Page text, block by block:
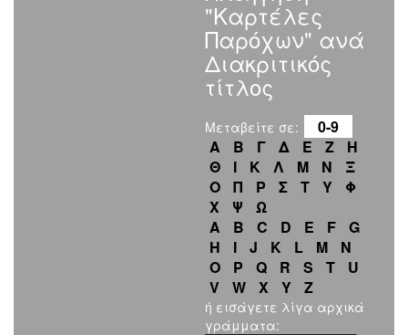
"Καρτέλες
Παρόχων" ανά
Διακριτικός
τίτλος
Μεταβείτε σε:
0-9
Α
Β Γ Δ Ε Ζ
Η
Θ
Ι Κ Λ Μ Ν
Ξ
Ο
Π Ρ Σ Τ Υ
Φ
Χ
Ψ
Ω
A
B C D E F
G
H
I J K L M
N
O
P Q R S T
U
V
W X Y Z
ή εισάγετε λίγα αρχικά
γράμματα: